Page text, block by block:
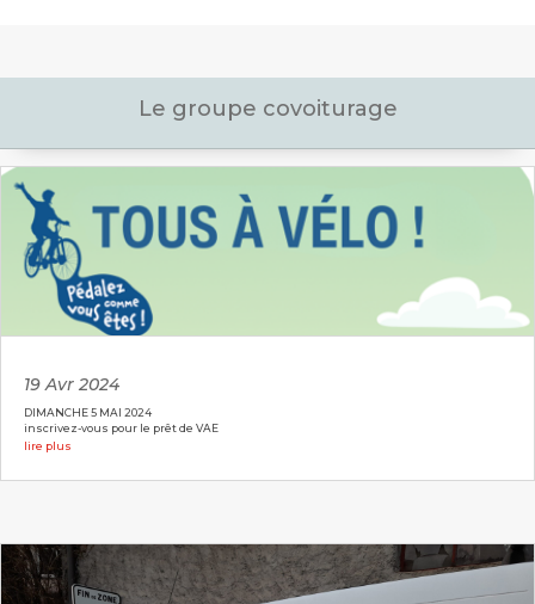
Le groupe covoiturage
19 Avr 2024
DIMANCHE 5 MAI 2024
inscrivez-vous pour le prêt de VAE
lire plus